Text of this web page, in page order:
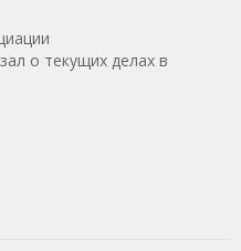
о текущих делах в